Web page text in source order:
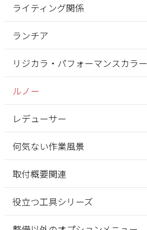
ライティング関係
ランチア
リジカラ・パフォーマンスカラー
ルノー
レデューサー
何気ない作業風景
取付概要関連
役立つ工具シリーズ